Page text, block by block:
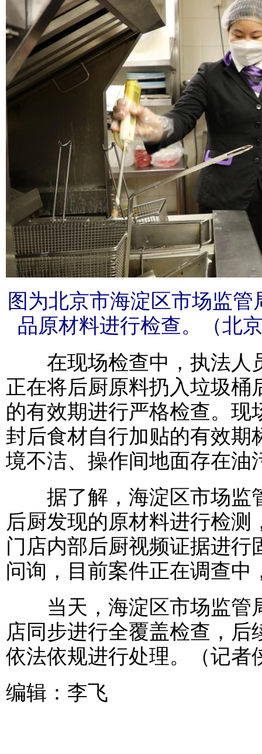
图为北京市海淀区市场监
品原材料进行检查。（北
在现场检查中，执法人
正在将后厨原料扔入垃圾
的有效期进行严格检查。
封后食材自行加贴的有效期
境不洁、操作间地面存在油
据了解，海淀区市场监
后厨发现的原材料进行检
门店内部后厨视频证据进
问询，目前案件正在调查中
当天，海淀区市场监管
店同步进行全覆盖检查，
依法依规进行处理。（记者
编辑：李飞